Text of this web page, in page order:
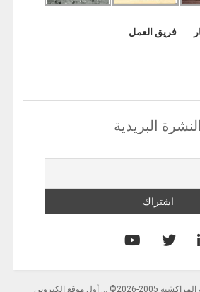
فريق العمل
البريدية
جميع الحقوق محفوظة لصحيفة المراكشية 2005-2026© … أول موقع إلكتروني